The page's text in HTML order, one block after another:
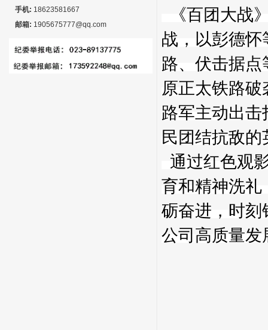
《百团大战
战，以彭德怀
路、伏击据
原正太铁路
路军主动出击
民团结抗敌
通过红色观
育和精神洗礼
砺奋进，时刻
公司高质量发
手机: 18623581667
邮箱: 1905675777@qq.com